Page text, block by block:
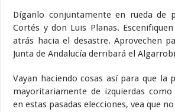
Díganlo conjuntamente en rueda de
Cortés y don Luis Planas.
atrás hacia el desastre. Aprovechen
Junta de Andalucía derribará el
Vayan haciendo cosas así para que la
mayoritariamente de izquierdas
en estas pasadas elecciones, vea que